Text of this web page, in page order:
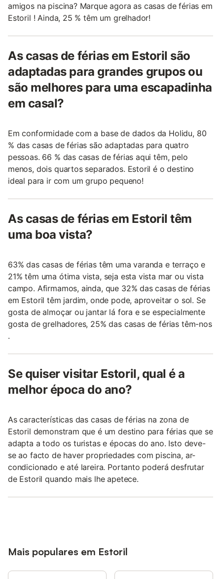
amigos na piscina? Marque agora as casas de férias em
Estoril ! Ainda, 25 % têm um grelhador!
As casas de férias em Estoril são
adaptadas para grandes grupos ou
são melhores para uma escapadinha
em casal?
Em conformidade com a base de dados da Holidu, 80
% das casas de férias são adaptadas para quatro
pessoas. 66 % das casas de férias aqui têm, pelo
menos, dois quartos separados. Estoril é o destino
ideal para ir com um grupo pequeno!
As casas de férias em Estoril têm
uma boa vista?
63% das casas de férias têm uma varanda e terraço e
21% têm uma ótima vista, seja esta vista mar ou vista
campo. Afirmamos, ainda, que 32% das casas de férias
em Estoril têm jardim, onde pode, aproveitar o sol. Se
gosta de almoçar ou jantar lá fora e se especialmente
gosta de grelhadores, 25% das casas de férias têm-nos
.
Se quiser visitar Estoril, qual é a
melhor época do ano?
As características das casas de férias na zona de
Estoril demonstram que é um destino para férias que se
adapta a todo os turistas e épocas do ano. Isto deve-
se ao facto de haver propriedades com piscina, ar-
condicionado e até lareira. Portanto poderá desfrutar
de Estoril quando mais lhe apetece.
Mais populares em Estoril